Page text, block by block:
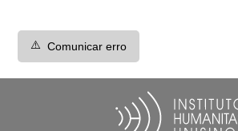
⚠️ Comunicar erro